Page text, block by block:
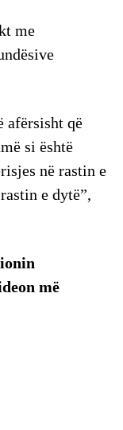
me
afërsisht që
si është
në rastin e
e dytë”,
më